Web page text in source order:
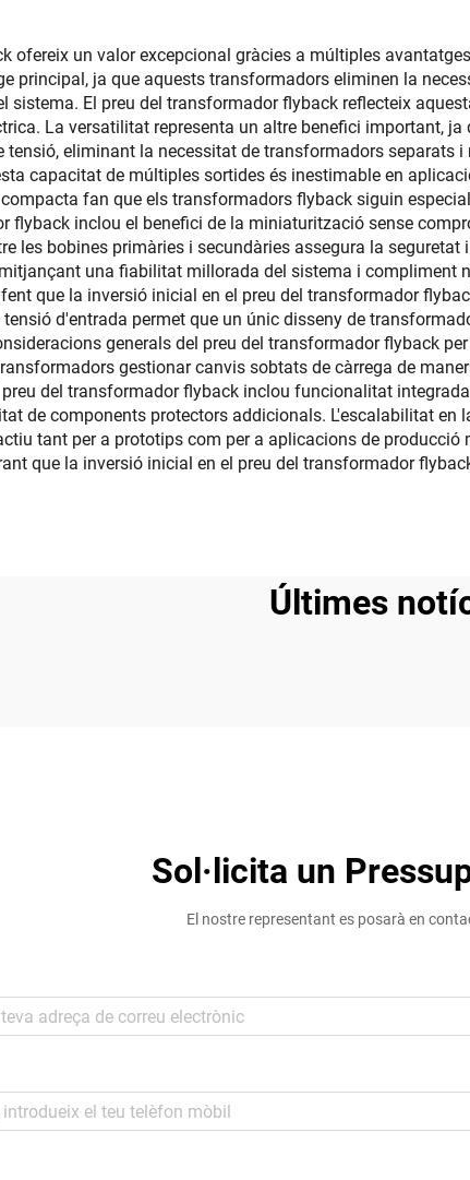
ofereix un valor excepcional gràcies a múltiples
principal, ja que aquests transformadors eliminen la
sistema. El preu del transformador flyback reflecteix
La versatilitat representa un altre benefici important,
tensió, eliminant la necessitat de transformadors
capacitat de múltiples sortides és inestimable en
fan que els transformadors flyback siguin
flyback inclou el benefici de la miniaturització sense
les bobines primàries i secundàries assegura la
una fiabilitat millorada del sistema i compliment
que la inversió inicial en el preu del transformador
d'entrada permet que un únic disseny de
generals del preu del transformador flyback
gestionar canvis sobtats de càrrega de
del transformador flyback inclou funcionalitat
de components protectors addicionals. L'escalabilitat en
tant per a prototips com per a aplicacions de
que la inversió inicial en el preu del transformador
Últimes
Sol·licita un
El nostre representant es posarà en